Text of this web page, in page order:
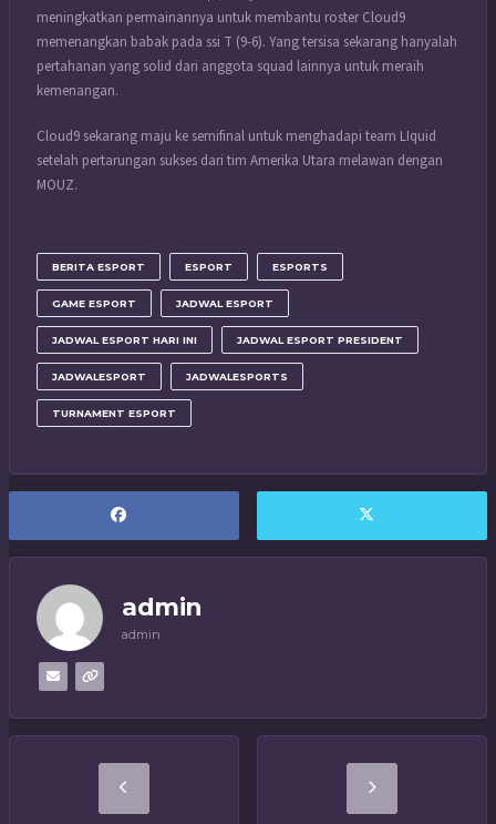
meningkatkan permainannya untuk membantu roster Cloud9
memenangkan babak pada ssi T (9-6). Yang tersisa sekarang hanyalah
pertahanan yang solid dari anggota squad lainnya untuk meraih
kemenangan.
Cloud9 sekarang maju ke semifinal untuk menghadapi team LIquid
setelah pertarungan sukses dari tim Amerika Utara melawan dengan
MOUZ.
BERITA ESPORT ESPORT ESPORTS
GAME ESPORT JADWAL ESPORT
JADWAL ESPORT HARI INI JADWAL ESPORT PRESIDENT
JADWALESPORT JADWALESPORTS
TURNAMENT ESPORT
admin
admin